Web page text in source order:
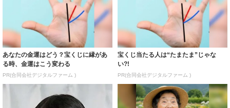
あなたの金運はどう？宝くじに縁があ
る時、金運はこう変わる
PR(合同会社デジタルファーム )
宝くじ当たる人は“たまたま”じゃな
い?!
PR(合同会社デジタルファーム )